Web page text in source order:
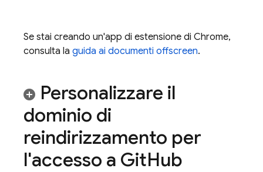
Se stai creando un'app di estensione di Chrome,
consulta la guida ai documenti offscreen.
Personalizzare il
dominio di
reindirizzamento per
l'accesso a GitHub